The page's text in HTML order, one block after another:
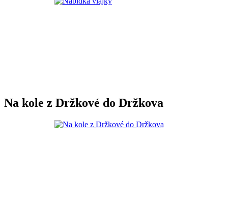
Na kole z Držkové do Držkova